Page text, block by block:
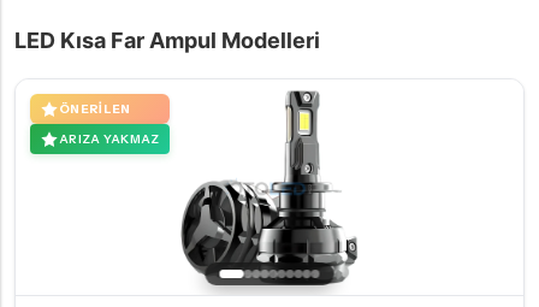
LED Kısa Far Ampul Modelleri
ÖNERILEN
ARIZA YAKMAZ